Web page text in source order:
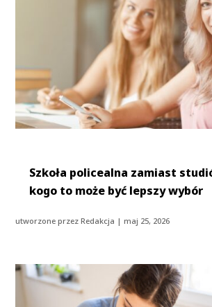
Szkoła policealna zamiast
kogo to może być lepszy wybór
utworzone przezRedakcja |maj 25, 2026